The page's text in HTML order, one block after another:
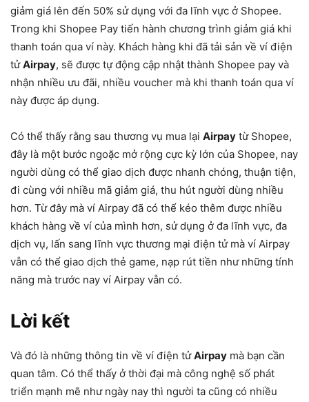
giảm giá lên đến 50% sử dụng với đa lĩnh vực ở Shopee.
Trong khi Shopee Pay tiến hành chương trình giảm giá khi
thanh toán qua ví này. Khách hàng khi đã tải sản về ví điện
tửAirpay, sẽ được tự động cập nhật thành Shopee pay và
nhận nhiều ưu đãi, nhiều voucher mà khi thanh toán qua ví
này được áp dụng.
Có thể thấy rằng sau thương vụ mua lại Airpay từ Shopee,
đây là một bước ngoặc mở rộng cực kỳ lớn của Shopee, nay
người dùng có thể giao dịch được nhanh chóng, thuận tiện,
đi cùng với nhiều mã giảm giá, thu hút người dùng nhiều
hơn. Từ đây mà ví Airpay đã có thể kéo thêm được nhiều
khách hàng về ví của mình hơn, sử dụng ở đa lĩnh vực, đa
dịch vụ, lấn sang lĩnh vực thương mại điện tử mà ví Airpay
vẫn có thể giao dịch thẻ game, nạp rút tiền như những tính
năng mà trước nay ví Airpay vẫn có.
Lời kết
Và đó là những thông tin về ví điện tửAirpay mà bạn cần
quan tâm. Có thể thấy ở thời đại mà công nghệ số phát
triển mạnh mẽ như ngày nay thì người ta cũng có nhiều